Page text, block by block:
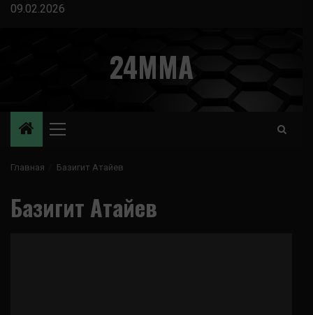
Перейти
09.02.2026
24MMA
Основное
Главная Базигит Атайев
Базигит Атайев